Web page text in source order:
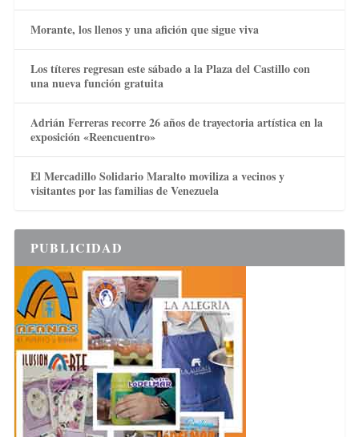
Morante, los llenos y una afición que sigue viva
Los títeres regresan este sábado a la Plaza del Castillo con
una nueva función gratuita
Adrián Ferreras recorre 26 años de trayectoria artística en la
exposición «Reencuentro»
El Mercadillo Solidario Maralto moviliza a vecinos y
visitantes por las familias de Venezuela
PUBLICIDAD